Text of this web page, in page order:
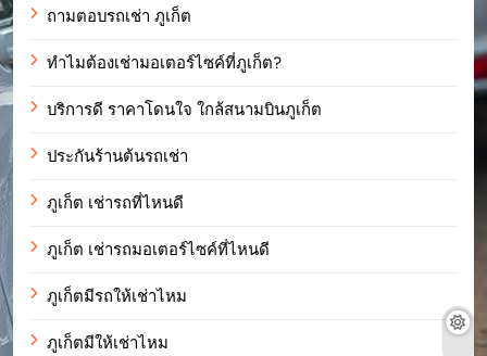
ถามตอบรถเช่า ภูเก็ต
ทำไมต้องเช่ามอเตอร์ไซค์ที่ภูเก็ต?
บริการดี ราคาโดนใจ ใกล้สนามบินภูเก็ต
ประกันร้านต้นรถเช่า
ภูเก็ต เช่ารถที่ไหนดี
ภูเก็ต เช่ารถมอเตอร์ไซค์ที่ไหนดี
ภูเก็ตมีรถให้เช่าไหม
ภูเก็ตมีให้เช่าไหม